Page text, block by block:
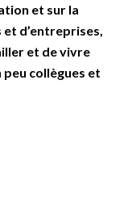
et sur la
d’entreprises,
et de vivre
peu collègues et